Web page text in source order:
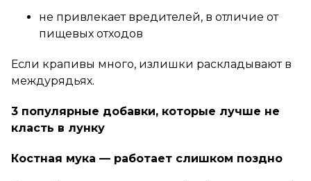
не привлекает вредителей, в отличие от
пищевых отходов
Если крапивы много, излишки раскладывают в
междурядьях.
3 популярные добавки, которые лучше не
класть в лунку
Костная мука — работает слишком поздно